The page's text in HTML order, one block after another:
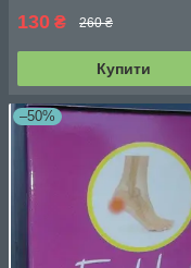
130 ₴ 260 ₴
Купити
–50%